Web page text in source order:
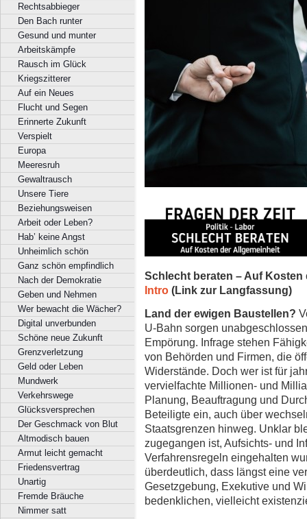
Rechtsabbieger
Den Bach runter
Gesund und munter
Arbeitskämpfe
Rausch im Glück
Kriegszitterer
Auf ein Neues
Flucht und Segen
Erinnerte Zukunft
Verspielt
Europa
Meeresruh
Gewaltrausch
Unsere Tiere
Beziehungsweisen
Arbeit oder Leben?
Hab’ keine Angst
Unheimlich schön
Ganz schön empfindlich
Nach der Demokratie
Geben und Nehmen
Wer bewacht die Wächer?
Digital unverbunden
Schöne neue Zukunft
Grenzverletzung
Geld oder Leben
Mundwerk
Verkehrswege
Glücksversprechen
Der Geschmack von Blut
Altmodisch bauen
Armut leicht gemacht
Friedensvertrag
Unartig
Fremde Bräuche
Nimmer satt
Schlecht beraten – Auf Kosten
Intro (Link zur Langfassung)
Land der ewigen Baustellen?
U-Bahn sorgen
Empörung. Infrage stehen
von Behörden und Firmen, die
Widerstände. Doch wer ist für
vervielfachte Millionen- und
Planung, Beauftragung und
Beteiligte ein, auch über
Staatsgrenzen hinweg. Unklar
zugegangen ist, Aufsichts- und
Verfahrensregeln eingehalten
überdeutlich, dass längst eine
Gesetzgebung, Exekutive und
bedenklichen, vielleicht